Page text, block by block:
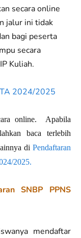
secara online
jalur ini tidak
bagi peserta
secara
Kuliah.
2024/2025
online. Apabila
baca terlebih
di Pendaftaran
2025.
SNBP PPNS
mendaftar